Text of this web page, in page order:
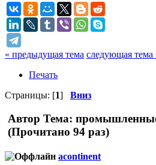
« предыдущая тема следующая тема
Печать
Страницы: [1] Вниз
Автор Тема:
(Прочитано 94 раз)
acontinent